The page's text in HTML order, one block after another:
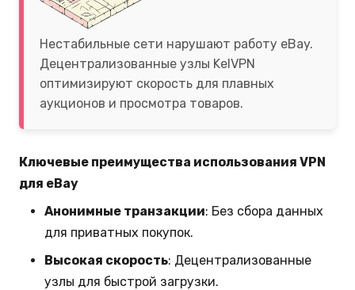
Нестабильные сети нарушают работу eBay.
Децентрализованные узлы KelVPN
оптимизируют скорость для плавных
аукционов и просмотра товаров.
Ключевые преимущества использования VPN
для eBay
Анонимные транзакции: Без сбора данных
для приватных покупок.
Высокая скорость: Децентрализованные
узлы для быстрой загрузки.